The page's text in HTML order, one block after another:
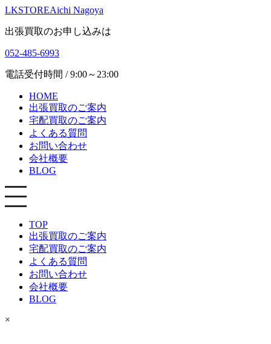
LKSTOREAichi Nagoya
出張買取のお申し込みは
052-485-6993
電話受付時間 / 9:00～23:00
HOME
出張買取のご案内
宅配買取のご案内
よくある質問
お問い合わせ
会社概要
BLOG
TOP
出張買取のご案内
宅配買取のご案内
よくある質問
お問い合わせ
会社概要
BLOG
×